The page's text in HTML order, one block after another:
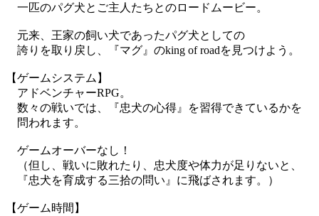
一匹のパグ犬とご主人たちとのロードムービー。
元来、王家の飼い犬であったパグ犬としての
誇りを取り戻し、『マグ』のking of roadを見つけよう。
【ゲームシステム】
アドベンチャーRPG。
数々の戦いでは、『忠犬の心得』を習得できているかを
問われます。
ゲームオーバーなし！
（但し、戦いに敗れたり、忠犬度や体力が足りないと、
『忠犬を育成する三拾の問い』に飛ばされます。）
【ゲーム時間】